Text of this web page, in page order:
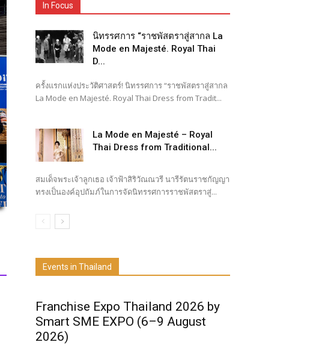
In Focus
นิทรรศการ “ราชพัสตราสู่สากล La
Mode en Majesté. Royal Thai
D...
ครั้งแรกแห่งประวัติศาสตร์! นิทรรศการ “ราชพัสตราสู่สากล
La Mode en Majesté. Royal Thai Dress from Tradit...
La Mode en Majesté – Royal
Thai Dress from Traditional...
สมเด็จพระเจ้าลูกเธอ เจ้าฟ้าสิริวัณณวรี นารีรัตนราชกัญญา
ทรงเป็นองค์อุปถัมภ์ในการจัดนิทรรศการราชพัสตราสู่...
Events in Thailand
Franchise Expo Thailand 2026 by
Smart SME EXPO (6–9 August
2026)